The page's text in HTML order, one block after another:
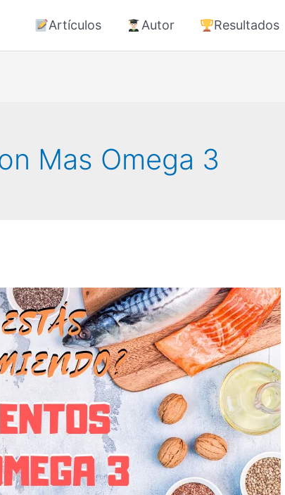
Artículos Autor Resultados
Mas Omega 3